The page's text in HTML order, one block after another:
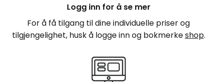
Logg inn for å se mer
For å få tilgang til dine individuelle priser og
tilgjengelighet, husk å logge inn og bokmerkeshop.